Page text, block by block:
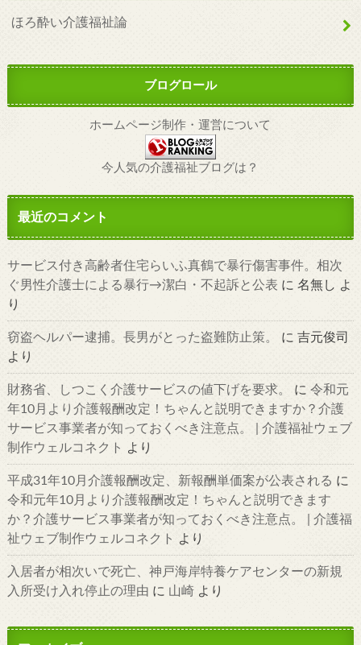
ほろ酔い介護福祉論
ブログロール
ホームページ制作・運営について
今人気の介護福祉ブログは？
最近のコメント
サービス付き高齢者住宅らいふ真鶴で暴行傷害事件。相次
ぐ男性介護士による暴行→潔白・不起訴と公表 に 名無し よ
り
窃盗ヘルパー逮捕。長男がとった盗難防止策。 に 吉元俊司
より
財務省、しつこく介護サービスの値下げを要求。 に 令和元
年10月より介護報酬改定！ちゃんと説明できますか？介護
サービス事業者が知っておくべき注意点。 | 介護福祉ウェブ
制作ウェルコネクト
より
平成31年10月介護報酬改定、新報酬単価案が公表される に
令和元年10月より介護報酬改定！ちゃんと説明できます
か？介護サービス事業者が知っておくべき注意点。 | 介護福
祉ウェブ制作ウェルコネクト
より
入居者が相次いで死亡、神戸海岸特養ケアセンターの新規
入所受け入れ停止の理由 に 山崎より